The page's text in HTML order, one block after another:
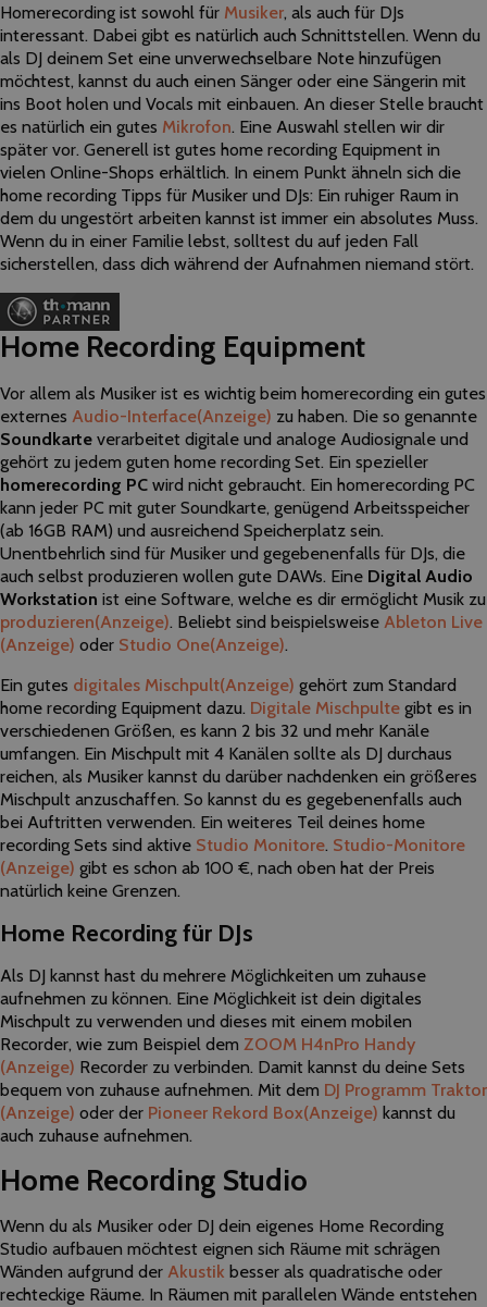
Homerecording ist sowohl für Musiker, als auch für DJs
interessant. Dabei gibt es natürlich auch Schnittstellen. Wenn du
als DJ deinem Set eine unverwechselbare Note hinzufügen
möchtest, kannst du auch einen Sänger oder eine Sängerin mit
ins Boot holen und Vocals mit einbauen. An dieser Stelle braucht
es natürlich ein gutes Mikrofon. Eine Auswahl stellen wir dir
später vor. Generell ist gutes home recording Equipment in
vielen Online-Shops erhältlich. In einem Punkt ähneln sich die
home recording Tipps für Musiker und DJs: Ein ruhiger Raum in
dem du ungestört arbeiten kannst ist immer ein absolutes Muss.
Wenn du in einer Familie lebst, solltest du auf jeden Fall
sicherstellen, dass dich während der Aufnahmen niemand stört.
Home Recording Equipment
Vor allem als Musiker ist es wichtig beim homerecording ein gutes
externes Audio-Interface(Anzeige) zu haben. Die so genannte
Soundkarte verarbeitet digitale und analoge Audiosignale und
gehört zu jedem guten home recording Set. Ein spezieller
homerecording PC wird nicht gebraucht. Ein homerecording PC
kann jeder PC mit guter Soundkarte, genügend Arbeitsspeicher
(ab 16GB RAM) und ausreichend Speicherplatz sein.
Unentbehrlich sind für Musiker und gegebenenfalls für DJs, die
auch selbst produzieren wollen gute DAWs. Eine Digital Audio
Workstation ist eine Software, welche es dir ermöglicht Musik zu
produzieren(Anzeige). Beliebt sind beispielsweise Ableton Live
(Anzeige) oder Studio One(Anzeige).
Ein gutes digitales Mischpult(Anzeige) gehört zum Standard
home recording Equipment dazu. Digitale Mischpulte gibt es in
verschiedenen Größen, es kann 2 bis 32 und mehr Kanäle
umfangen. Ein Mischpult mit 4 Kanälen sollte als DJ durchaus
reichen, als Musiker kannst du darüber nachdenken ein größeres
Mischpult anzuschaffen. So kannst du es gegebenenfalls auch
bei Auftritten verwenden. Ein weiteres Teil deines home
recording Sets sind aktive Studio Monitore. Studio-Monitore
(Anzeige) gibt es schon ab 100 €, nach oben hat der Preis
natürlich keine Grenzen.
Home Recording für DJs
Als DJ kannst hast du mehrere Möglichkeiten um zuhause
aufnehmen zu können. Eine Möglichkeit ist dein digitales
Mischpult zu verwenden und dieses mit einem mobilen
Recorder, wie zum Beispiel dem ZOOM H4nPro Handy
(Anzeige) Recorder zu verbinden. Damit kannst du deine Sets
bequem von zuhause aufnehmen. Mit dem DJ Programm Traktor
(Anzeige) oder der Pioneer Rekord Box(Anzeige) kannst du
auch zuhause aufnehmen.
Home Recording Studio
Wenn du als Musiker oder DJ dein eigenes Home Recording
Studio aufbauen möchtest eignen sich Räume mit schrägen
Wänden aufgrund der Akustik besser als quadratische oder
rechteckige Räume. In Räumen mit parallelen Wände entstehen